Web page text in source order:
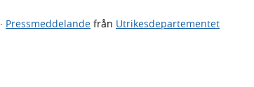
· Pressmeddelande från Utrikesdepartementet